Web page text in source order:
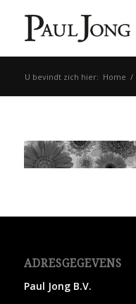
U bevindt zich hier: Home /
ADRESGEGEVENS
Paul Jong B.V.